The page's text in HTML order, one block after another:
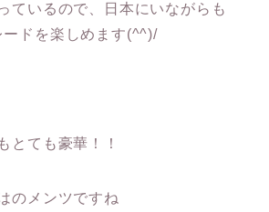
ているので、日本にいながらも
ドを楽しめます(^^)/
とても豪華！！
のメンツですね